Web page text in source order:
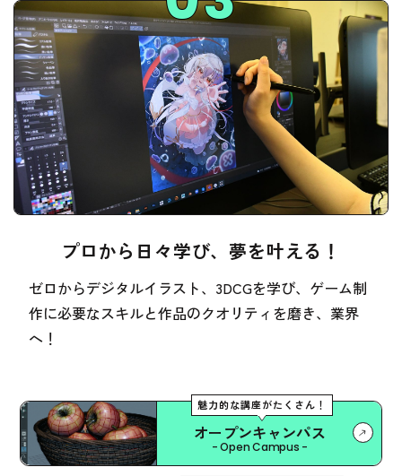
プロから日々学び、夢を叶える！
ゼロからデジタルイラスト、3DCGを学び、ゲーム制
作に必要なスキルと作品のクオリティを磨き、業界
へ！
魅力的な講座がたくさん！
オープンキャンパス
- Open Campus -